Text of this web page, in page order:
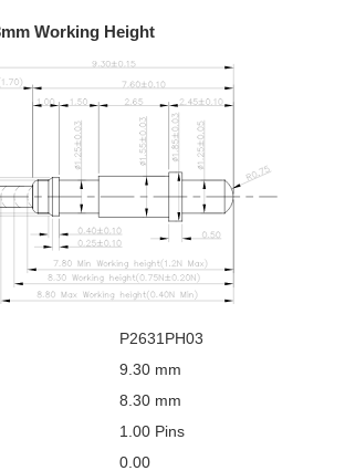
Working Height
P2631PH03
9.30 mm
8.30 mm
1.00 Pins
0.00